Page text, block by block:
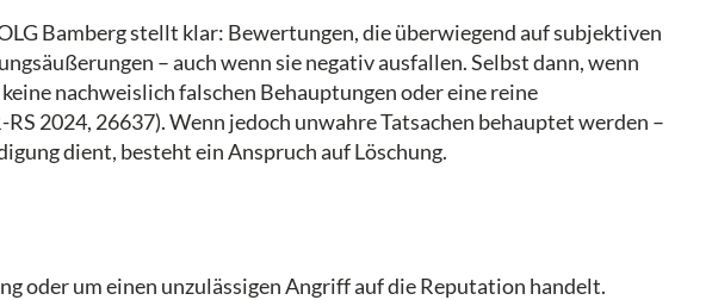
Bamberg stellt klar: Bewertungen, die überwiegend auf subjektiven
– auch wenn sie negativ ausfallen. Selbst dann, wenn
nachweislich falschen Behauptungen oder eine reine
2024, 26637). Wenn jedoch unwahre Tatsachen behauptet werden –
dient, besteht ein Anspruch auf Löschung.
oder um einen unzulässigen Angriff auf die Reputation handelt.